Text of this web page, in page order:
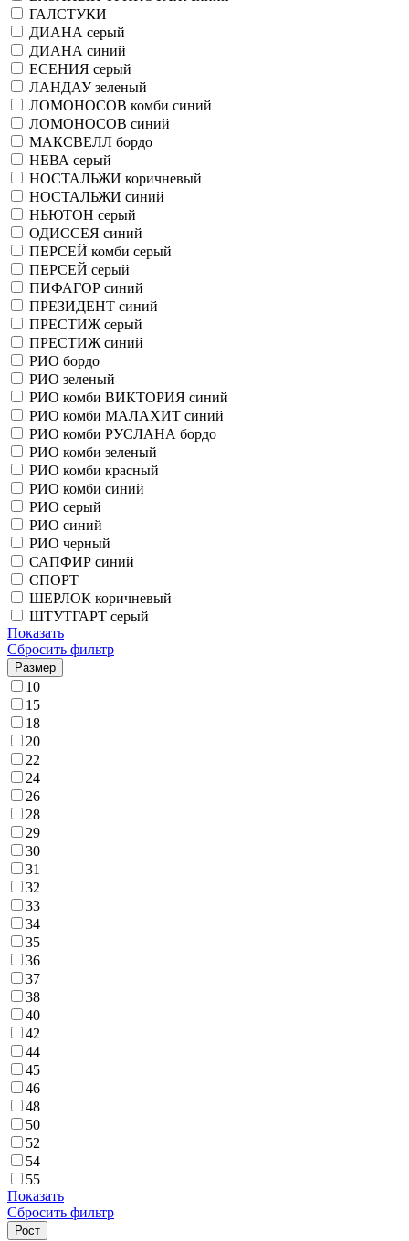
ГАЛСТУКИ
ДИАНА серый
ДИАНА синий
ЕСЕНИЯ серый
ЛАНДАУ зеленый
ЛОМОНОСОВ комби синий
ЛОМОНОСОВ синий
МАКСВЕЛЛ бордо
НЕВА серый
НОСТАЛЬЖИ коричневый
НОСТАЛЬЖИ синий
НЬЮТОН серый
ОДИССЕЯ синий
ПЕРСЕЙ комби серый
ПЕРСЕЙ серый
ПИФАГОР синий
ПРЕЗИДЕНТ синий
ПРЕСТИЖ серый
ПРЕСТИЖ синий
РИО бордо
РИО зеленый
РИО комби ВИКТОРИЯ синий
РИО комби МАЛАХИТ синий
РИО комби РУСЛАНА бордо
РИО комби зеленый
РИО комби красный
РИО комби синий
РИО серый
РИО синий
РИО черный
САПФИР синий
СПОРТ
ШЕРЛОК коричневый
ШТУТГАРТ серый
Показать
Сбросить фильтр
Размер
10
15
18
20
22
24
26
28
29
30
31
32
33
34
35
36
37
38
40
42
44
45
46
48
50
52
54
55
Показать
Сбросить фильтр
Рост